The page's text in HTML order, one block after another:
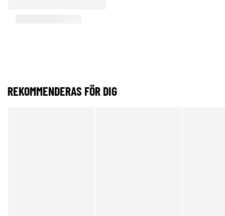
REKOMMENDERAS FÖR DIG